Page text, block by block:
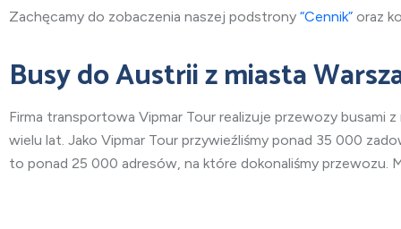
Zachęcamy do zobaczenia naszej podstrony “Cennik” oraz
Busy do Austriiz miasta
Firma transportowa Vipmar Tour realizuje przewozy busami z
wielu lat. Jako Vipmar Tour przywieźliśmy ponad 35 000
to ponad 25 000 adresów, na które dokonaliśmy przewozu.